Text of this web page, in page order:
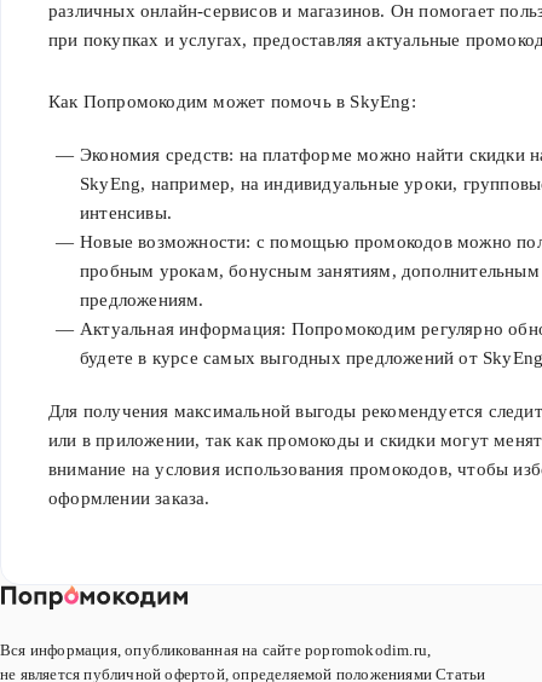
различных онлайн-сервисов и магазинов. Он помогает
при покупках и услугах, предоставляя актуальные
Как Попромокодим может помочь в SkyEng:
Экономия средств: на платформе можно найти скидки
SkyEng, например, на индивидуальные уроки,
интенсивы.
Новые возможности: с помощью промокодов можно
пробным урокам, бонусным занятиям,
предложениям.
Актуальная информация: Попромокодим регулярно
будете в курсе самых выгодных предложений от
Для получения максимальной выгоды рекомендуется
или в приложении, так как промокоды и скидки могут
внимание на условия использования промокодов, чтобы
оформлении заказа.
Вся информация, опубликованная на сайте popromokodim.ru,
не является публичной офертой, определяемой положениями Статьи